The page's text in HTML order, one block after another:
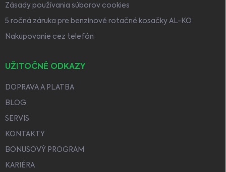
Zásady používania súborov cookies
5 ročná záruka pre benzínové rotačné kosačky AL-KO
Nakupovanie cez telefón
UŽITOČNÉ ODKAZY
DOPRAVA A PLATBA
BLOG
SERVIS
KONTAKTY
BONUSOVÝ PROGRAM
KARIÉRA